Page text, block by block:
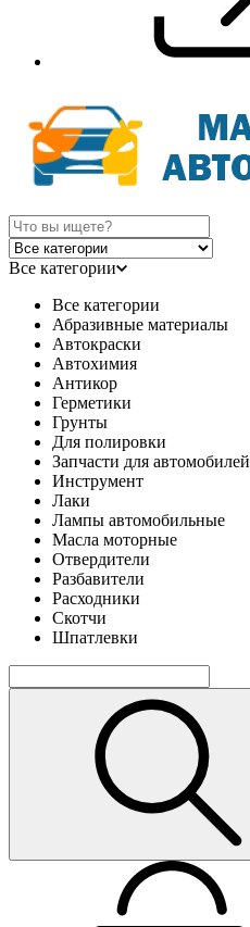
Все категории
Все категории
Абразивные материалы
Автокраски
Автохимия
Антикор
Герметики
Грунты
Для полировки
Запчасти для автомобилей
Инструмент
Лаки
Лампы автомобильные
Масла моторные
Отвердители
Разбавители
Расходники
Скотчи
Шпатлевки